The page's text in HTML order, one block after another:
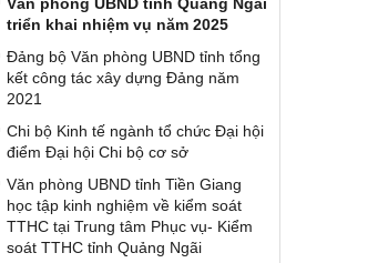
Văn phòng UBND tỉnh Quảng Ngãi
triển khai nhiệm vụ năm 2025
Đảng bộ Văn phòng UBND tỉnh tổng
kết công tác xây dựng Đảng năm
2021
Chi bộ Kinh tế ngành tổ chức Đại hội
điểm Đại hội Chi bộ cơ sở
Văn phòng UBND tỉnh Tiền Giang
học tập kinh nghiệm về kiểm soát
TTHC tại Trung tâm Phục vụ- Kiểm
soát TTHC tỉnh Quảng Ngãi